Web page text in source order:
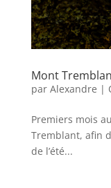
Mont
par Alexandre |
Premiers mois
Tremblant, afin
de l’été...